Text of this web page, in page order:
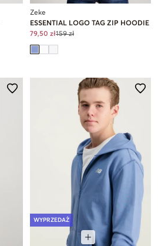
Zeke
ESSENTIAL LOGO TAG ZIP HOODIE
79,50 zł159 zł
WYPRZEDAŻ